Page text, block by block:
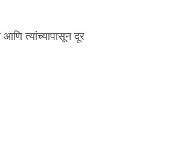
त्यांच्यापासून दूर